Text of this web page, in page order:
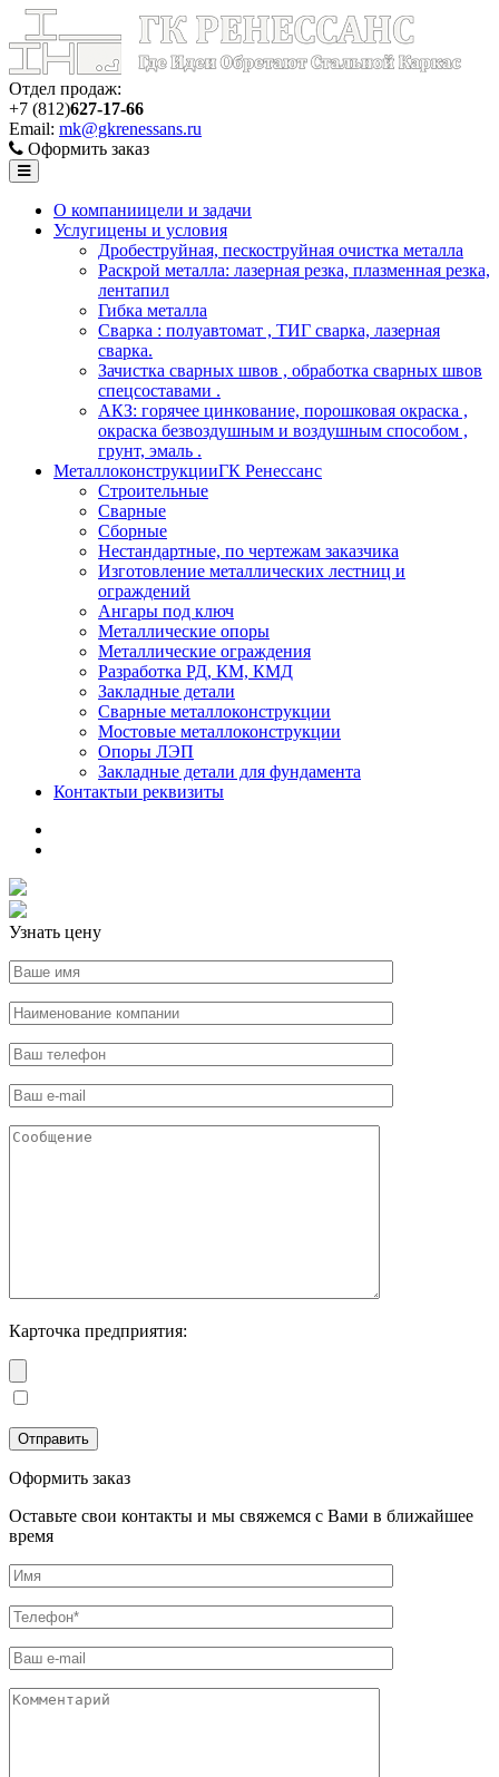
Отдел продаж:
+7 (812)627-17-66
Email: mk@gkrenessans.ru
Оформить заказ
О компаниицели и задачи
Услугицены и условия
Дробеструйная, пескоструйная очистка металла
Раскрой металла: лазерная резка, плазменная резка,
лентапил
Гибка металла
Сварка : полуавтомат , ТИГ сварка, лазерная
сварка.
Зачистка сварных швов , обработка сварных швов
спецсоставами .
АКЗ: горячее цинкование, порошковая окраска ,
окраска безвоздушным и воздушным способом ,
грунт, эмаль .
МеталлоконструкцииГК Ренессанс
Строительные
Сварные
Сборные
Нестандартные, по чертежам заказчика
Изготовление металлических лестниц и
ограждений
Ангары под ключ
Металлические опоры
Металлические ограждения
Разработка РД, КМ, КМД
Закладные детали
Сварные металлоконструкции
Мостовые металлоконструкции
Опоры ЛЭП
Закладные детали для фундамента
Контактыи реквизиты
Узнать цену
Карточка предприятия:
Оформить заказ
Оставьте свои контакты и мы свяжемся с Вами в ближайшее
время